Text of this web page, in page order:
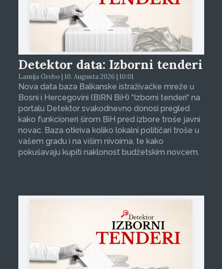
Detektor data: Izborni tenderi
Lamija Grebo | 10. Augusta 2026 | 10:01
Nova data baza Balkanske istraživačke mreže u
Bosni i Hercegovini (BIRN BiH) “Izborni tenderi“ na
portalu Detektor svakodnevno donosi pregled
kako funkcioneri širom BiH pred izbore troše javni
novac. Baza otkriva koliko lokalni političari troše u
vašem gradu i na višim nivoima, te kako
pokušavaju kupiti naklonost budžetskim novcem.